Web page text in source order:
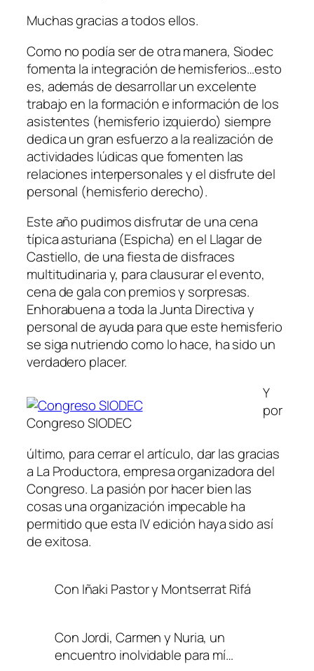
Muchas gracias a todos ellos.
Como no podía ser de otra manera, Siodec
fomenta la integración de hemisferios…esto
es, además de desarrollar un excelente
trabajo en la formación e información de los
asistentes (hemisferio izquierdo) siempre
dedica un gran esfuerzo a la realización de
actividades lúdicas que fomenten las
relaciones interpersonales y el disfrute del
personal (hemisferio derecho).
Este año pudimos disfrutar de una cena
típica asturiana (Espicha) en el Llagar de
Castiello, de una fiesta de disfraces
multitudinaria y, para clausurar el evento,
cena de gala con premios y sorpresas.
Enhorabuena a toda la Junta Directiva y
personal de ayuda para que este hemisferio
se siga nutriendo como lo hace, ha sido un
verdadero placer.
Congreso SIODEC
Y
por
último, para cerrar el artículo, dar las gracias
a La Productora, empresa organizadora del
Congreso. La pasión por hacer bien las
cosas una organización impecable ha
permitido que esta IV edición haya sido así
de exitosa.
Con Iñaki Pastor y Montserrat Rifá
Con Jordi, Carmen y Nuria, un
encuentro inolvidable para mí…